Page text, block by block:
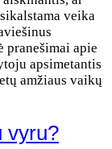
veika
pranešimai apie
apsimetantis
amžiaus vaikų
vyru?